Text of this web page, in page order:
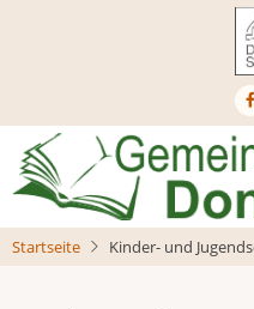
Startseite Kinder- und